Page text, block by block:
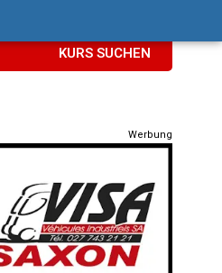
KURS SUCHEN
Werbung